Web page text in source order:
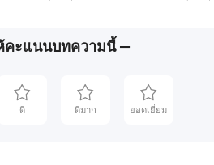
คะแนนบทความนี้ —
ดี ดีมาก ยอดเยี่ยม